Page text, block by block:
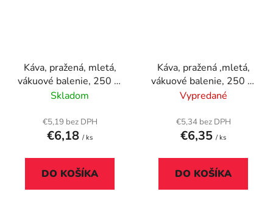
Káva, pražená, mletá,
vákuové balenie, 250 g,
TCHIBO "Exclusive"
Skladom
€5,19 bez DPH
€6,18 / ks
DO KOŠÍKA
Káva, pražená ,mletá,
vákuové balenie, 250 g,
DOUWE EGBERTS
Vypredané
€5,34 bez DPH
€6,35 / ks
DO KOŠÍKA